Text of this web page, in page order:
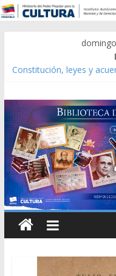
Constitución, leyes y
Modesta Bor Sánchez
Gaceta Oficial de la
Caracas 09 de marzo de
Catálogo temático de